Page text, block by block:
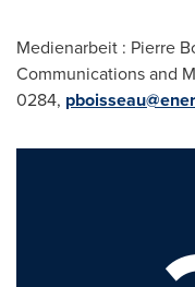
Medienarbeit : Pierre
Communications and
0284,